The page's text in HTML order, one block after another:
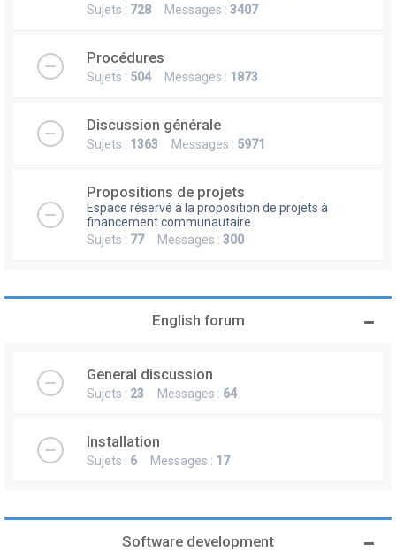
Sujets : 728 Messages : 3407
Procédures
Sujets : 504Messages : 1873
Discussion générale
Sujets : 1363 Messages : 5971
Propositions de projets
Espace réservé à la proposition de projets à
financement communautaire.
Sujets : 77Messages : 300
English forum
General discussion
Sujets : 23 Messages : 64
Installation
Sujets : 6 Messages : 17
Software development